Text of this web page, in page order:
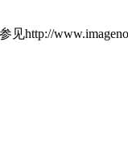
http://